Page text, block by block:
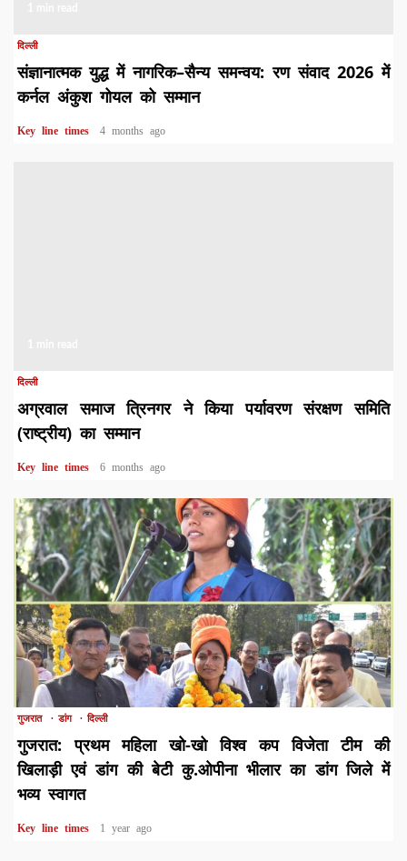
दिल्ली
संज्ञानात्मक युद्ध में नागरिक–सैन्य समन्वय: रण संवाद 2026 में
कर्नल अंकुश गोयल को सम्मान
Key line times 4 months ago
दिल्ली
अग्रवाल समाज त्रिनगर ने किया पर्यावरण संरक्षण समिति
(राष्ट्रीय) का सम्मान
Key line times 6 months ago
1 min read
गुजरात डांग दिल्ली
गुजरात: प्रथम महिला खो-खो विश्व कप विजेता टीम की
खिलाड़ी एवं डांग की बेटी कु.ओपीना भीलार का डांग जिले में
भव्य स्वागत
Key line times 1 year ago